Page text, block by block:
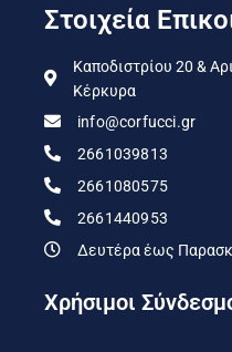
Στοιχεία
Καποδιστρίου 20 &
Κέρκυρα
info@corfucci.gr
2661039813
2661080575
2661440953
Δευτέρα έως
Χρήσιμοι